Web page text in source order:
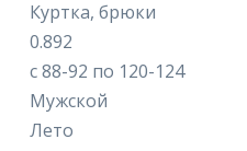
Куртка, брюки
0.892
с 88-92 по 120-124
Мужской
Лето